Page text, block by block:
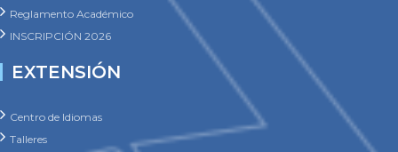
Reglamento Académico
INSCRIPCIÓN 2026
EXTENSIÓN
Centro de Idiomas
Talleres